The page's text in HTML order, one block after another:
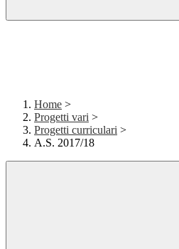
Home >
Progetti vari >
Progetti curriculari >
A.S. 2017/18